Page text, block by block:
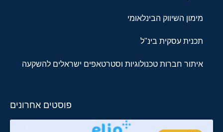
מימון השיווק הבינלאומי
תכנית עסקית בינ"ל
איתור חברות טכנולוגיות וסטרטאפים ישראלים להשקעה
פוסטים אחרונים